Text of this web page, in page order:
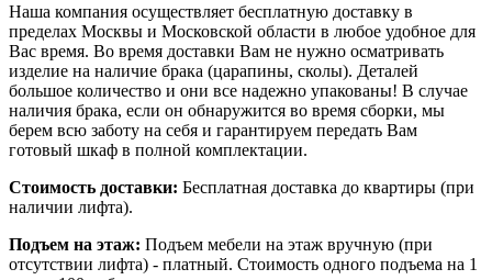
Наша компания осуществляет бесплатную доставку в
пределах Москвы и Московской области в любое удобное для
Вас время. Во время доставки Вам не нужно осматривать
изделие на наличие брака (царапины, сколы). Деталей
большое количество и они все надежно упакованы! В случае
наличия брака, если он обнаружится во время сборки, мы
берем всю заботу на себя и гарантируем передать Вам
готовый шкаф в полной комплектации.
Стоимость доставки: Бесплатная доставка до квартиры (при
наличии лифта).
Подъем на этаж: Подъем мебели на этаж вручную (при
отсутствии лифта) - платный. Стоимость одного подъема на 1